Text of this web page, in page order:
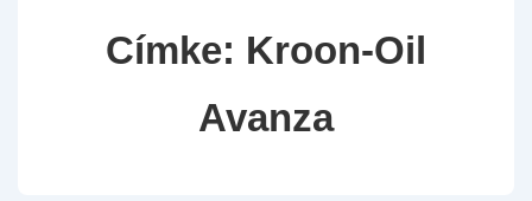
Címke: Kroon-Oil
Avanza